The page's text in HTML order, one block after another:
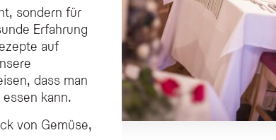
sondern für
Erfahrung
auf
dass man
kann.
von Gemüse,